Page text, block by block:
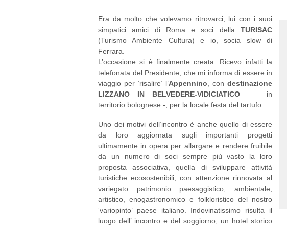
Era da molto che volevamo ritrovarci, lui con i suoi
simpatici amici di Roma e soci della TURISAC
(Turismo Ambiente Cultura) e io, socia slow di
Ferrara.
L’occasione si è finalmente creata. Ricevo infatti la
telefonata del Presidente, che mi informa di essere in
viaggio per ‘risalire’ l’Appennino , condestinazione
LIZZANO IN BELVEDERE-VIDICIATICO– in
territorio bolognese -, per la locale festa del tartufo.
Uno dei motivi dell’incontro è anche quello di essere
da loro aggiornata sugli importanti progetti
ultimamente in opera per allargare e rendere fruibile
da un numero di soci sempre più vasto la loro
proposta associativa, quella di sviluppare attività
turistiche ecosostenibili, con attenzione rinnovata al
variegato patrimonio paesaggistico, ambientale,
artistico, enogastronomico e folkloristico del nostro
‘variopinto’ paese italiano. Indovinatissimo risulta il
luogo dell’ incontro e del soggiorno, un hotel storico